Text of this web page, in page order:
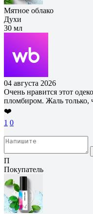
Мятное облако
Духи
30 мл
04 августа 2026
Очень нравится этот
пломбиром. Жаль только,
❤️
1 0
П
Покупатель